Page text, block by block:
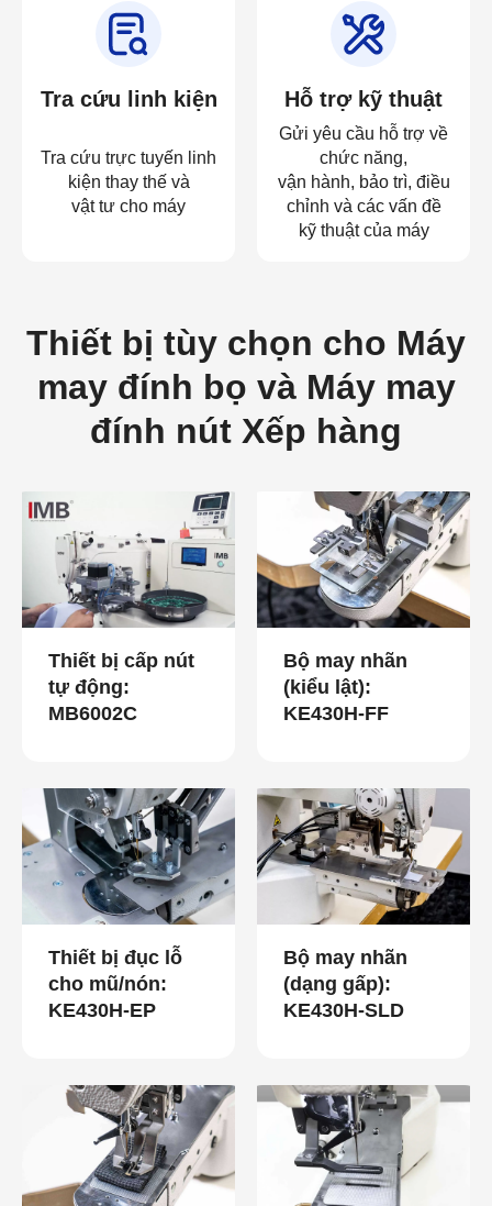
Tra cứu linh kiện
Tra cứu trực tuyến linh
kiện thay thế và
vật tư cho máy
Hỗ trợ kỹ thuật
Gửi yêu cầu hỗ trợ về
chức năng,
vận hành, bảo trì, điều
chỉnh và các vấn đề
kỹ thuật của máy
Thiết bị tùy chọn cho Máy
may đính bọ và Máy may
đính nút Xếp hàng
Thiết bị cấp nút
tự động:
MB6002C
Bộ may nhãn
(kiểu lật):
KE430H-FF
Thiết bị đục lỗ
cho mũ/nón:
KE430H-EP
Bộ may nhãn
(dạng gấp):
KE430H-SLD